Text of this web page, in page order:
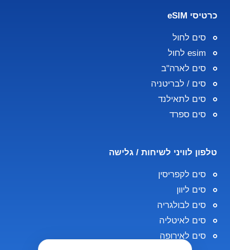
כרטיסי eSIM
סים לחול
esim לחול
סים לארה"ב
סים / לבריטניה
סים לתאילנד
סים ספרד
טלפון לוויני לשיחות / גלישה
סים לקפריסין
סים ליוון
סים לבולגריה
סים לאיטליה
סים לאירופה